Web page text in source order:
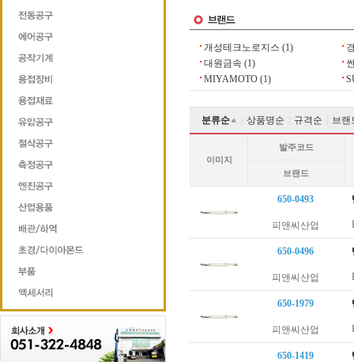
개성테크노로지스 (1)
대원금속 (1)
MIYAMOTO (1)
분류순 상품명순 규격순 브랜
이미지
발주코드
브랜드
650-0493
피앤씨산업
650-0496
피앤씨산업
650-1979
피앤씨산업
650-1419